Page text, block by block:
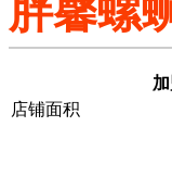
胖馨螺
店铺面积